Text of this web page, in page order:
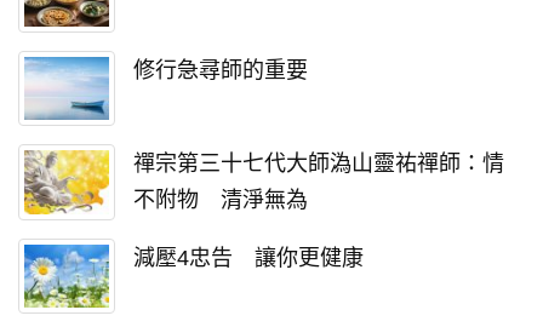
修行急尋師的重要
禪宗第三十七代大師溈山靈祐禪師：情
不附物 清淨無為
減壓4忠告 讓你更健康